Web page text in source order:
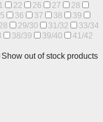
22 26 27
28
36 37 38
39
29/30 31/32
33/34
38/39 39/40
41/42
Show out of stock products